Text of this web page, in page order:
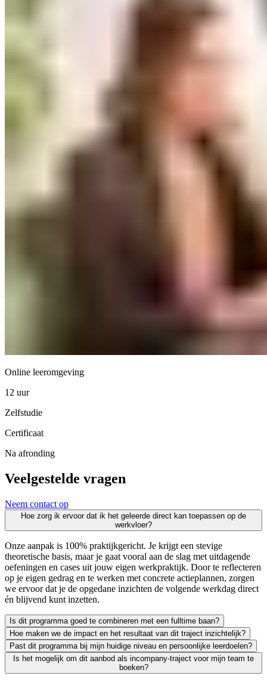
Online leeromgeving
12 uur
Zelfstudie
Certificaat
Na afronding
Veelgestelde vragen
Neem contact op
Hoe zorg ik ervoor dat ik het geleerde direct kan toepassen op de
werkvloer?
Onze aanpak is 100% praktijkgericht. Je krijgt een stevige
theoretische basis, maar je gaat vooral aan de slag met uitdagende
oefeningen en cases uit jouw eigen werkpraktijk. Door te reflecteren
op je eigen gedrag en te werken met concrete actieplannen, zorgen
we ervoor dat je de opgedane inzichten de volgende werkdag direct
én blijvend kunt inzetten.
Is dit programma goed te combineren met een fulltime baan?
Zeker. We leiden uitsluitend werkende professionals op en weten
Hoe maken we de impact en het resultaat van dit traject inzichtelijk?
Leren moet leiden tot merkbaar resultaat; voor jezelf én voor je
Past dit programma bij mijn huidige niveau en persoonlijke leerdoelen?
We vinden het essentieel dat je een traject kiest dat écht bij je past
Is het mogelijk om dit aanbod als incompany-traject voor mijn team te
boeken?